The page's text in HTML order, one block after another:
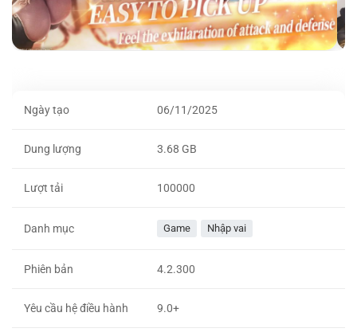
Ngày tạo 06/11/2025
Dung lượng 3.68 GB
Lượt tải 100000
Danh mục Game Nhập vai
Phiên bản 4.2.300
Yêu cầu hệ điều hành 9.0+